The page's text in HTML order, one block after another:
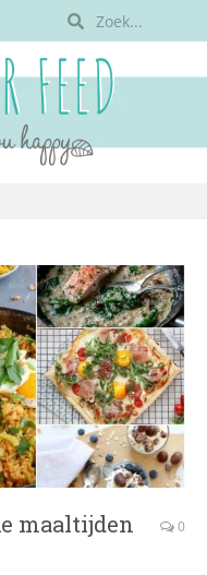
maaltijden
0